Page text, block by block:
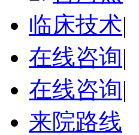
临床技术|
在线咨询|
在线咨询|
来院路线